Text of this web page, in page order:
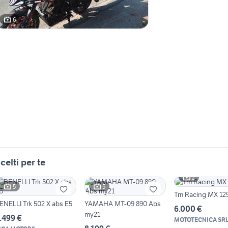
6
per te
5
Trk 502 X abs E5
€
5
YAMAHA MT-09 890 Abs
my21
2
Tm Racing MX
6.000 €
MOTOTECNICA